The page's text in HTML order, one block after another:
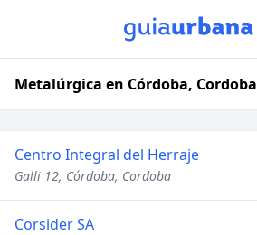
Metalúrgica en Córdoba, Cordoba
Centro Integral del Herraje
Galli 12, Córdoba, Cordoba
Corsider SA